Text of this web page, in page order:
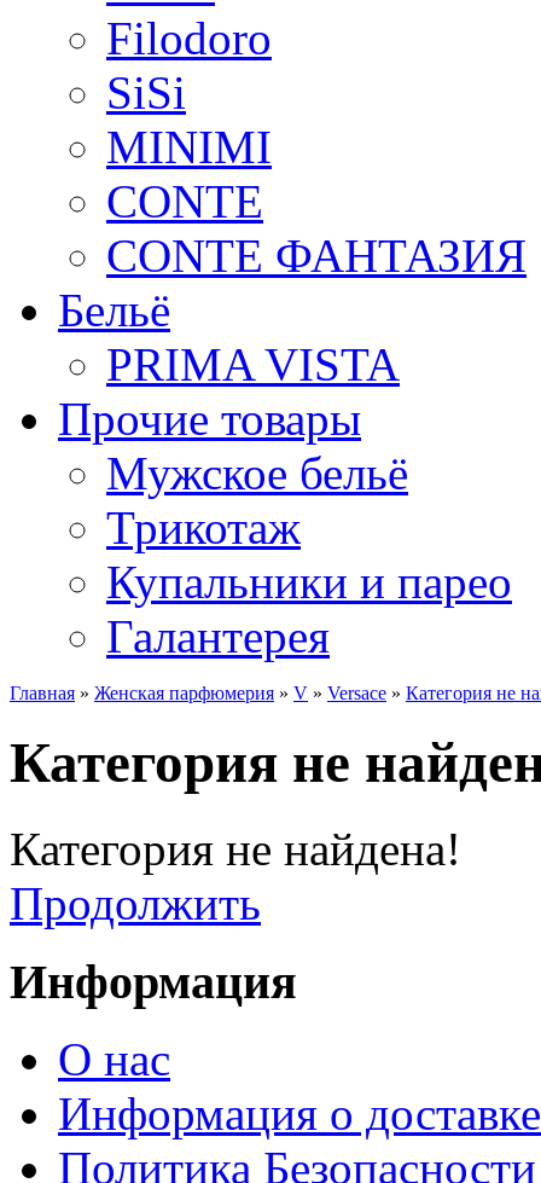
Filodoro
SiSi
MINIMI
CONTE
CONTE ФАНТАЗИЯ
Бельё
PRIMA VISTA
Прочие товары
Мужское бельё
Трикотаж
Купальники и парео
Галантерея
Главная » Женская парфюмерия » V » Versace » Категория не
Категория не
Категория не найдена!
Продолжить
Информация
О нас
Информация о доставке
Политика Безопасности